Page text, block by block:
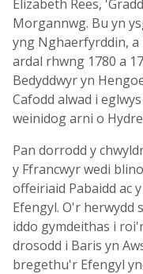
Elizabeth Rees,
Morgannwg. Bu yn
yng Nghaerfyrddin, a
ardal rhwng 1780 a
Bedyddwyr yn
Cafodd alwad i
weinidog arni o
Pan dorrodd y
y Ffrancwyr wedi
offeiriaid Pabaidd ac
Efengyl. O'r herwydd
iddo gymdeithas i
drosodd i Baris yn
bregethu'r Efengyl